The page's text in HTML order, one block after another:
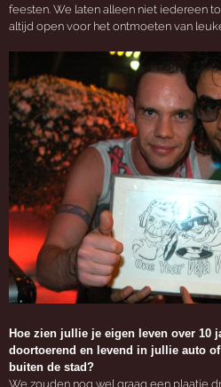
feesten. We laten alleen niet iedereen
altijd open voor het ontmoeten van
Hoe zien jullie je eigen leven over 10
doortoerend en levend in jullie auto
buiten de stad?
We zouden nog wel graag een plaatje